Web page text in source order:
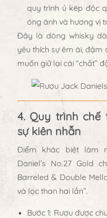
quy trình ủ kép độc
óng ánh và hương vị
Đây là dòng whisky
yêu thích sựêm ái, đậm
muốn giữ lại cái “chất”
4. Quy trình chế
sự kiên nhẫn
Điểm khác biệt làm
Daniel’s No.27 Gold
Barreled & Double
và lọc than hai lần”.
Bước 1: Rượu được